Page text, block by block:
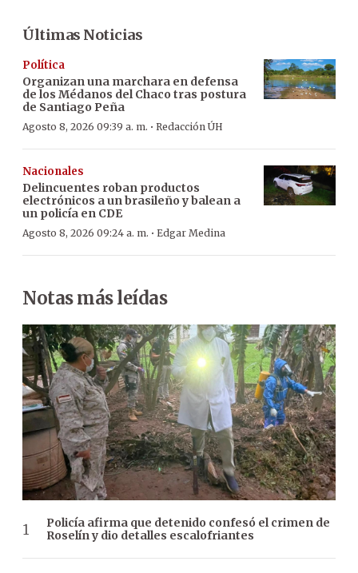
Últimas Noticias
Política
Organizan una marchara en defensa
de los Médanos del Chaco tras postura
de Santiago Peña
Agosto 8, 2026 09:39 a. m. · Redacción ÚH
Nacionales
Delincuentes roban productos
electrónicos a un brasileño y balean a
un policía en CDE
Agosto 8, 2026 09:24 a. m. · Edgar Medina
Notas más leídas
Policía afirma que detenido confesó el crimen de
Roselín y dio detalles escalofriantes